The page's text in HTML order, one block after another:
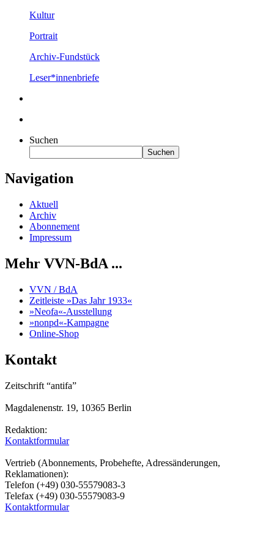
Kultur
Portrait
Archiv-Fundstück
Leser*innenbriefe
Suchen
Suchen
Navigation
Aktuell
Archiv
Abonnement
Impressum
Mehr VVN-BdA ...
VVN / BdA
Zeitleiste »Das Jahr 1933«
»Neofa«-Ausstellung
»nonpd«-Kampagne
Online-Shop
Kontakt
Zeitschrift “antifa”
Magdalenenstr. 19, 10365 Berlin
Redaktion:
Kontaktformular
Vertrieb (Abonnements, Probehefte, Adressänderungen,
Reklamationen):
Telefon (+49) 030-55579083-3
Telefax (+49) 030-55579083-9
Kontaktformular